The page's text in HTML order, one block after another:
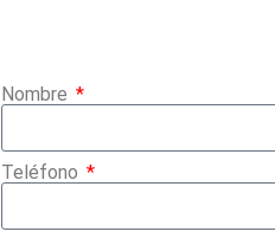
Nombre
Teléfono